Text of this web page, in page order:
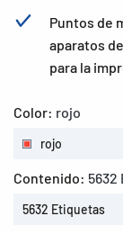
Puntos de
aparatos
para la
Color: rojo
rojo
Contenido: 5632
5632 Etiquetas